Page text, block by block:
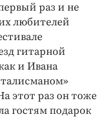
раз и не
любителей
гитарной
и Ивана
этот раз он тоже
гостям подарок